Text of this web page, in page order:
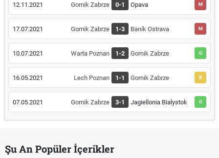
12.11.2021 Gornik Zabrze 0-1 Opava M
17.07.2021 Gornik Zabrze 1-3 Baník Ostrava M
10.07.2021 Warta Poznan 1-2 Gornik Zabrze G
16.05.2021 Lech Poznan 1-1 Gornik Zabrze B
07.05.2021 Gornik Zabrze 3-1 Jagiellonia Bialystok G
Şu An Popüler İçerikler